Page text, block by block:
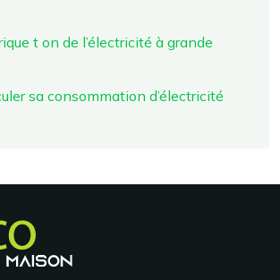
t on de l’électricité à grande
sa consommation d’électricité